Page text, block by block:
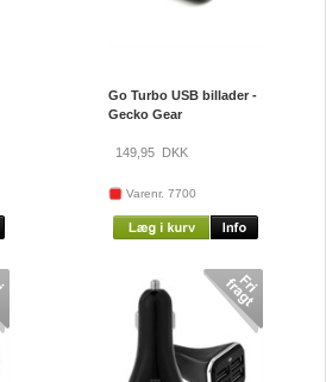
Go Turbo USB billader -
Gecko Gear
149,95 DKK
Varenr. 7700